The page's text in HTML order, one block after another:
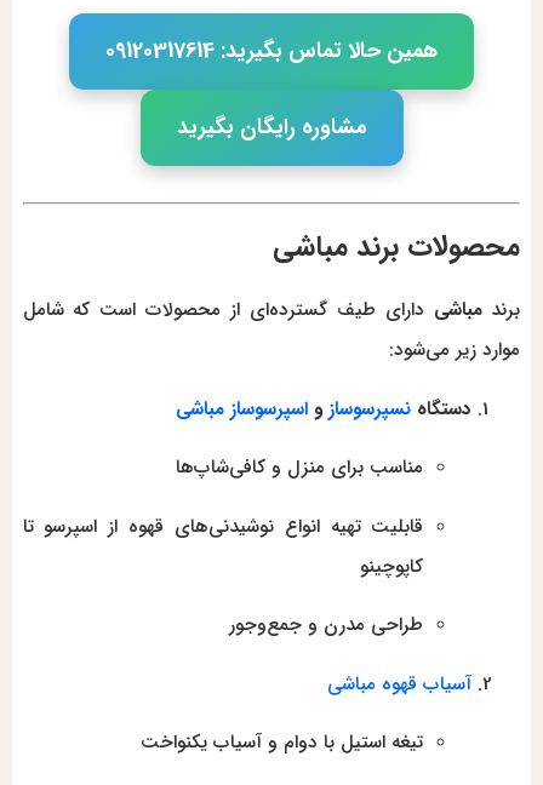
همین حالا تماس بگیرید: 09120317614
مشاوره رایگان بگیرید
محصولات برند مباشی
برندمباشی دارای طیف گسترده‌ای از محصولات است که شامل
موارد زیر می‌شود:
دستگاه نسپرسوسازو اسپرسوساز مباشی
مناسب برای منزل و کافی‌شاپ‌ها
قابلیت تهیه انواع نوشیدنی‌های قهوه از اسپرسو تا
کاپوچینو
طراحی مدرن و جمع‌وجور
آسیاب قهوه مباشی
تیغه استیل با دوام و آسیاب یکنواخت